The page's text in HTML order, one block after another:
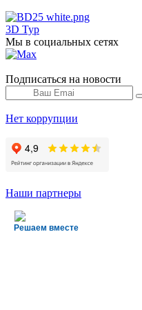
3D Тур
Мы в социальных сетях
Подписаться на новости
Нет коррупции
Наши партнеры
Решаем вместе